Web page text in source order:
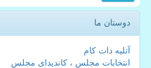
دوستان ما
آتلیه دات کام
انتخابات مجلس ، کاندیدای مجلس